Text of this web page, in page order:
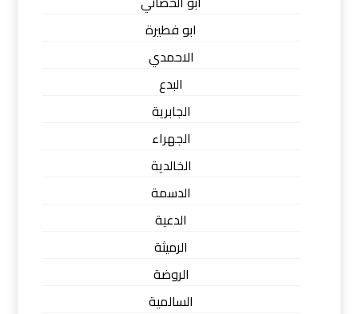
ابو فطيرة
الاحمدي
البدع
الجابرية
الجهراء
الخالدية
الدسمة
الدعية
الرميثة
الروضة
السالمية